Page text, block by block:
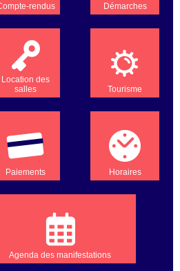
rendus Démarches
Location des
salles
Tourisme
Paiements Horaires
Agenda des manifestations